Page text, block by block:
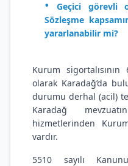
Geçici görevli
Sözleşme
yararlanabilir mi?
Kurum
olarak Karadağ’da
durumu derhal (acil)
Karadağ
hizmetlerinden
vardır.
5510 sayılı